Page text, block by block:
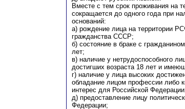
Вместе с тем срок проживания на
сокращается до одного года при
оснований:
а) рождение лица на территории
гражданства СССР;
б) состояние в браке с
лет;
в) наличие у нетрудоспособного
достигших возраста 18 лет и
г) наличие у лица высоких
обладание лицом профессии либо
интерес для Российской
д) предоставление лицу
Федерации;